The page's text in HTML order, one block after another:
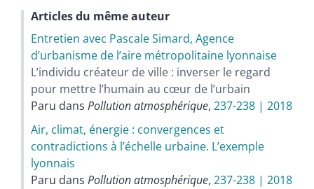
Articles du même auteur
Entretien avec Pascale Simard, Agence
d’urbanisme de l’aire métropolitaine lyonnaise
L’individu créateur de ville : inverser le regard
pour mettre l’humain au cœur de l’urbain
Paru dans Pollution atmosphérique, 237-238 | 2018
Air, climat, énergie : convergences et
contradictions à l’échelle urbaine. L’exemple
lyonnais
Paru dans Pollution atmosphérique, 237-238 | 2018